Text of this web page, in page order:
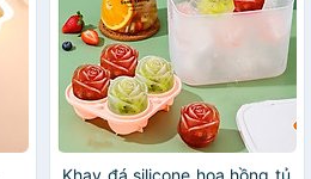
Khay đá silicone hoa hồng tủ